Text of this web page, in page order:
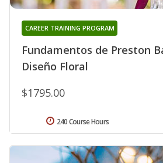
Fundamentos de Preston
Diseño Floral
CAREER TRAINING PROGRAM
$1795.00
240 Course Hours